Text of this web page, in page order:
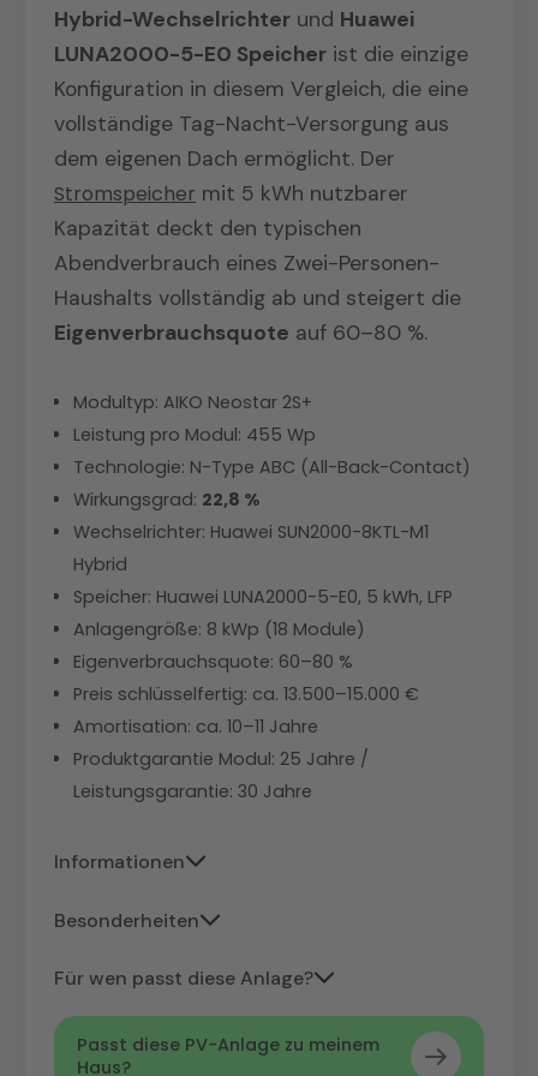
Hybrid-Wechselrichter und Huawei
LUNA2000-5-E0 Speicher ist die einzige
Konfiguration in diesem Vergleich, die eine
vollständige Tag-Nacht-Versorgung aus
dem eigenen Dach ermöglicht. Der
Stromspeicher mit 5 kWh nutzbarer
Kapazität deckt den typischen
Abendverbrauch eines Zwei-Personen-
Haushalts vollständig ab und steigert die
Eigenverbrauchsquote auf 60–80 %.
Modultyp: AIKO Neostar 2S+
Leistung pro Modul: 455 Wp
Technologie: N-Type ABC (All-Back-Contact)
Wirkungsgrad: 22,8 %
Wechselrichter: Huawei SUN2000-8KTL-M1
Hybrid
Speicher: Huawei LUNA2000-5-E0, 5 kWh, LFP
Anlagengröße: 8 kWp (18 Module)
Eigenverbrauchsquote: 60–80 %
Preis schlüsselfertig: ca. 13.500–15.000 €
Amortisation: ca. 10–11 Jahre
Produktgarantie Modul: 25 Jahre /
Leistungsgarantie: 30 Jahre
Informationen
mit über 6.000 Ladezyklen und einer
zehnjährigen Herstellergarantie. Das
System ist modular erweiterbar – bis zu
Besonderheiten
AIKO ist der einzige Massenhersteller,
Contact) in Serie produziert – alle
elektrischen Kontakte liegen auf der
Für wen passt diese Anlage?
Berufstätige mitniedrigem
Tagesverbrauch und hohem
Passt diese PV-Anlage zu meinem
Haus?